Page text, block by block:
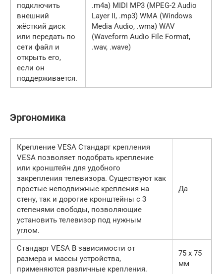
подключить
внешний
жёсткий диск
или передать по
сети файл и
открыть его,
если он
поддерживается.
.m4a) MIDI MP3 (MPEG-2 Audio
Layer II, .mp3) WMA (Windows
Media Audio, .wma) WAV
(Waveform Audio File Format,
.wav, .wave)
Эргономика
Крепление VESA Стандарт крепления
VESA позволяет подобрать крепление
или кронштейн для удобного
закрепления телевизора. Существуют как
простые неподвижные крепления на
стену, так и дорогие кронштейны с 3
степенями свободы, позволяющие
установить телевизор под нужным
углом.
Да
Стандарт VESA В зависимости от
размера и массы устройства,
применяются различные крепления.
75 x 75
мм